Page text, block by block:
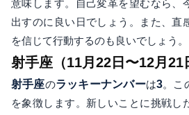
意味します。自己変革を望むなら、
出すのに良い日でしょう。また、直
を信じて行動するのも良いでしょう。
射手座（11月22日〜12月21
射手座のラッキーナンバーは3。こ
を象徴します。新しいことに挑戦し